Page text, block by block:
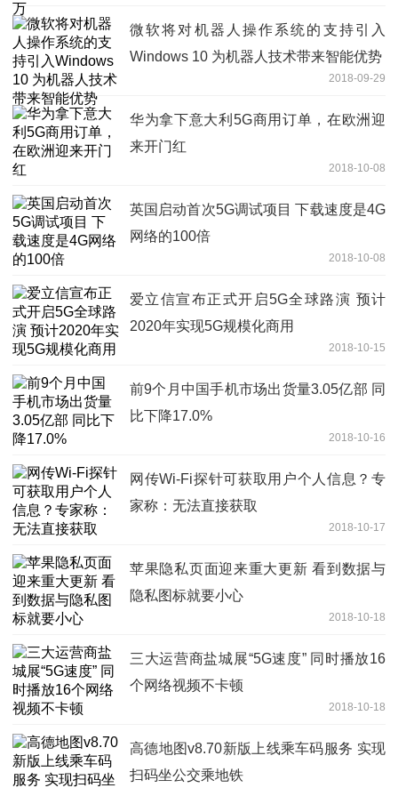
微软将对机器人操作系统的支持引入
Windows 10 为机器人技术带来智能优势
2018-09-29
华为拿下意大利5G商用订单，在欧洲迎
来开门红
2018-10-08
英国启动首次5G调试项目 下载速度是4G
网络的100倍
2018-10-08
爱立信宣布正式开启5G全球路演 预计
2020年实现5G规模化商用
2018-10-15
前9个月中国手机市场出货量3.05亿部 同
比下降17.0%
2018-10-16
网传Wi-Fi探针可获取用户个人信息？专
家称：无法直接获取
2018-10-17
苹果隐私页面迎来重大更新 看到数据与
隐私图标就要小心
2018-10-18
三大运营商盐城展“5G速度” 同时播放16
个网络视频不卡顿
2018-10-18
高德地图v8.70新版上线乘车码服务 实现
扫码坐公交乘地铁